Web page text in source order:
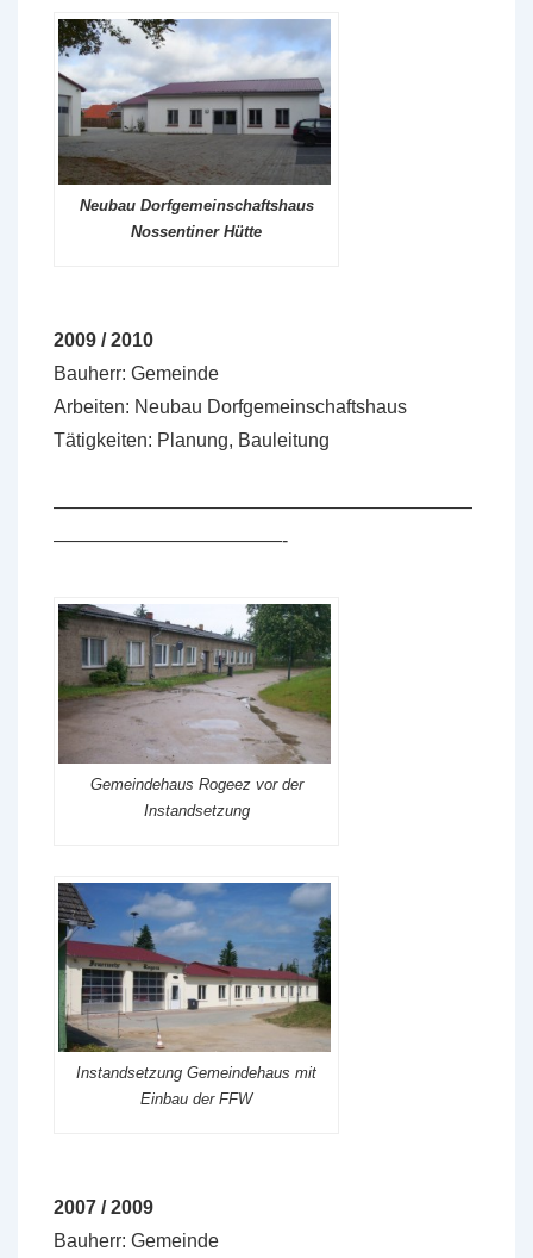
Neubau Dorfgemeinschaftshaus
Nossentiner Hütte
2009 / 2010
Bauherr: Gemeinde
Arbeiten: Neubau Dorfgemeinschaftshaus
Tätigkeiten: Planung, Bauleitung
——————————————————————
————————————-
Gemeindehaus Rogeez vor der
Instandsetzung
Instandsetzung Gemeindehaus mit
Einbau der FFW
2007 / 2009
Bauherr: Gemeinde